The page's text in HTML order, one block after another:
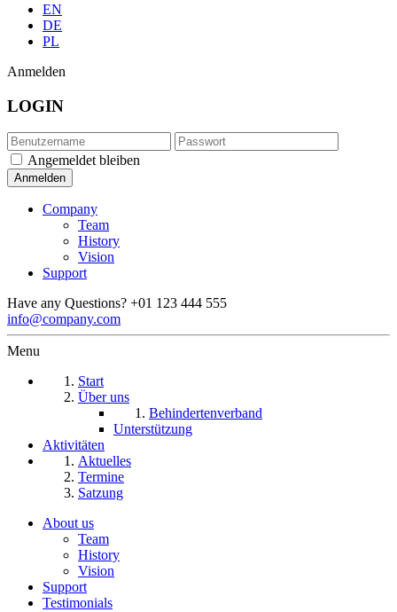
EN
DE
PL
Anmelden
LOGIN
Angemeldet bleiben
Company
Team
History
Vision
Support
Have any Questions? +01 123 444 555
info@company.com
Menu
Start
Über uns
Behindertenverband
Unterstützung
Aktivitäten
Aktuelles
Termine
Satzung
About us
Team
History
Vision
Support
Testimonials